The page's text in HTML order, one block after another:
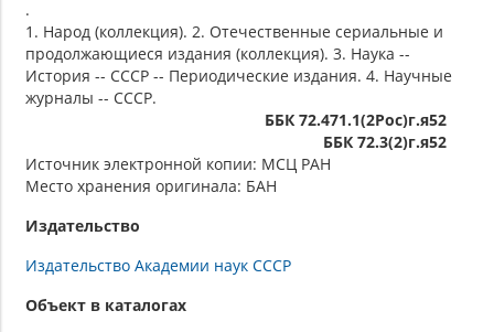
.
1. Народ (коллекция). 2. Отечественные сериальные и
продолжающиеся издания (коллекция). 3. Наука --
История -- СССР -- Периодические издания. 4. Научные
журналы -- СССР.
ББК 72.471.1(2Рос)г.я52
ББК 72.3(2)г.я52
Источник электронной копии: МСЦ РАН
Место хранения оригинала: БАН
Издательство
Издательство Академии наук СССР
Объект в каталогах